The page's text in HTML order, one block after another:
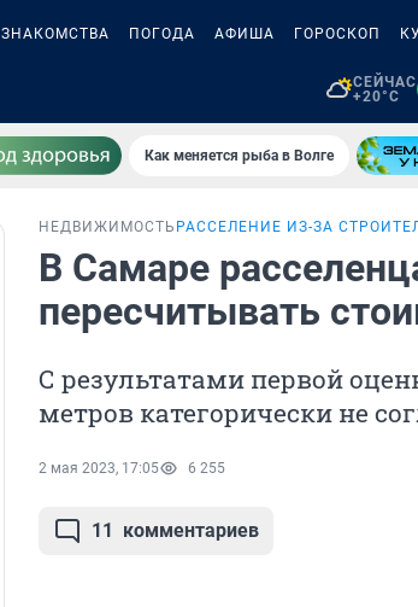
ЗНАКОМСТВА ПОГОДА АФИША ГОРОСКОП
СЕЙЧАС
+20°C
Как меняется рыба в Волге
НЕДВИЖИМОСТЬ РАССЕЛЕНИЕ ИЗ-ЗА
В Самаре
пересчитывать
С результатами первой
метров категорически не
2 мая 2023, 17:05 6 255
11 комментариев